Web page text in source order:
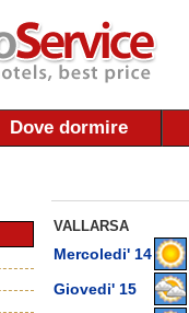
Dove dormire
VALLARSA
Mercoledi' 14
Giovedi' 15